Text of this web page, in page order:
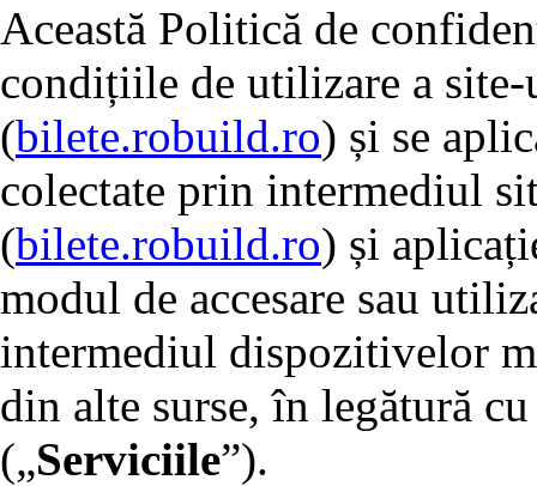
Această Politică de
condițiile de utilizare a
(bilete.robuild.ro) și se
colectate prin intermediul
(bilete.robuild.ro) și
modul de accesare sau
intermediul dispozitivelor
din alte surse, în legătură
(„Serviciile”).